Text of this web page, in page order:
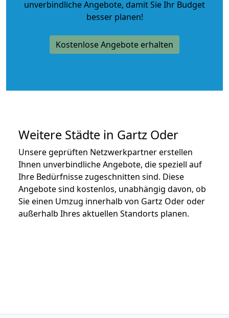
unverbindliche Angebote, damit Sie Ihr Budget
besser planen!
Kostenlose Angebote erhalten
Weitere Städte in Gartz Oder
Unsere geprüften Netzwerkpartner erstellen
Ihnen unverbindliche Angebote, die speziell auf
Ihre Bedürfnisse zugeschnitten sind. Diese
Angebote sind kostenlos, unabhängig davon, ob
Sie einen Umzug innerhalb von Gartz Oder oder
außerhalb Ihres aktuellen Standorts planen.